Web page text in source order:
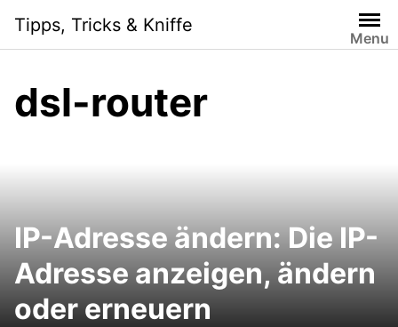
content
Tipps, Tricks & Kniffe
Menu
dsl-router
IP-Adresse ändern: Die IP-
Adresse anzeigen, ändern
oder erneuern